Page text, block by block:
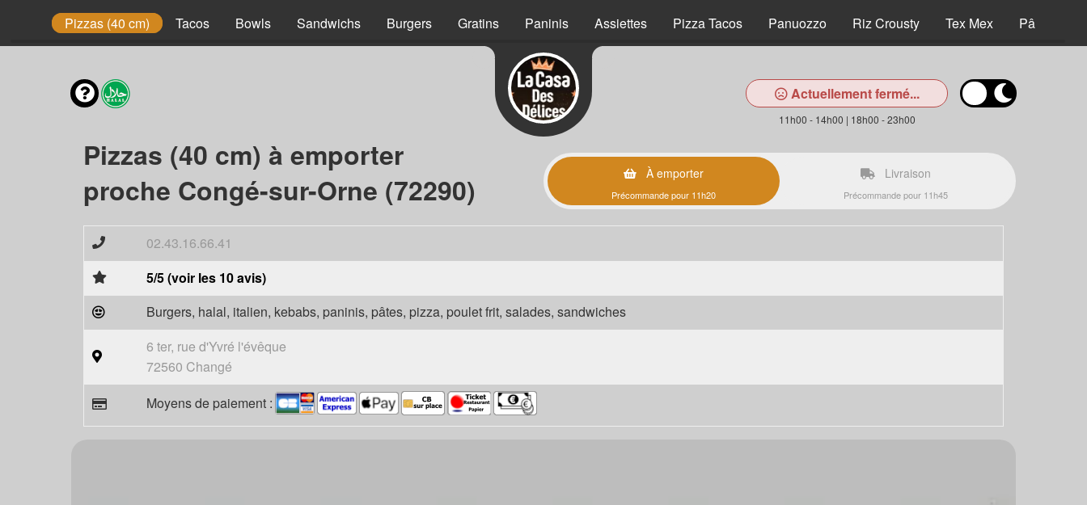
Pizzas (40 cm) Tacos Bowls Sandwichs Burgers Gratins Paninis Assiettes Pizza Tacos Panuozzo Riz Crousty Tex Mex Pâtes
Actuellement fermé...
11h00 - 14h00 | 18h00 - 23h00
Pizzas (40 cm) à emporter
proche Congé-sur-Orne (72290)
À emporter
Précommande pour 11h20
Livraison
Précommande pour 11h45
02.43.16.66.41
5/5 (voir les 10 avis)
Burgers, halal, italien, kebabs, paninis, pâtes, pizza, poulet frit, salades, sandwiches
6 ter, rue d'Yvré l'évêque
72560 Changé
Moyens de paiement :